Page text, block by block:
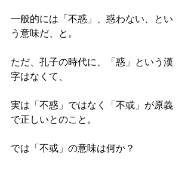
一般的には「不惑」、惑わない、とい
う意味だ、と。
ただ、孔子の時代に、「惑」という漢
字はなくて、
実は「不惑」ではなく「不或」が原義
で正しいとのこと。
では「不或」の意味は何か？